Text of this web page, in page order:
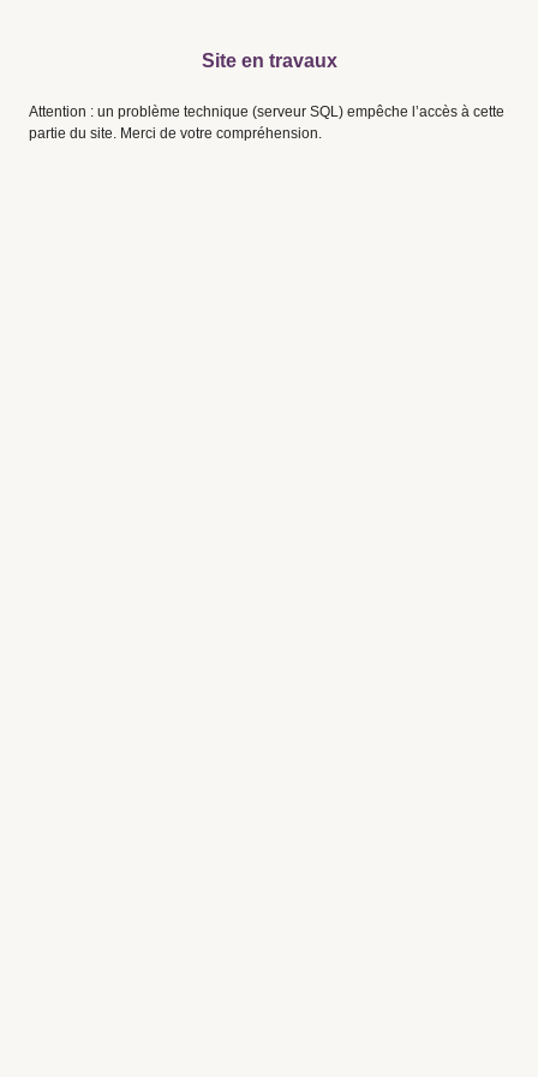
Site en travaux
Attention : un problème technique (serveur SQL) empêche l’accès à cette
partie du site. Merci de votre compréhension.